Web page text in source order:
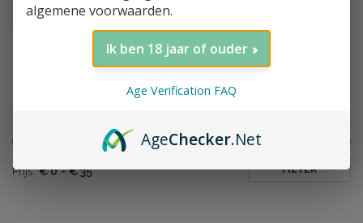
€32,20
Prijs:€0 - €35 FILTER
algemene voorwaarden.
Ik ben 18 jaar of ouder
Age Verification FAQ
AgeChecker.Net